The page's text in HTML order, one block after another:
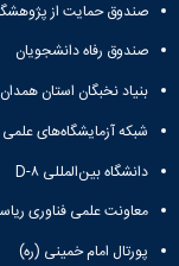
صندوق حمایت از
صندوق رفاه دانشجویان
بنیاد نخبگان استان همدان
شبکه آزمایشگاه‌های علمی
دانشگاه بین‌المللی D-۸
معاونت علمی فناوری
پورتال امام خمینی (ره)